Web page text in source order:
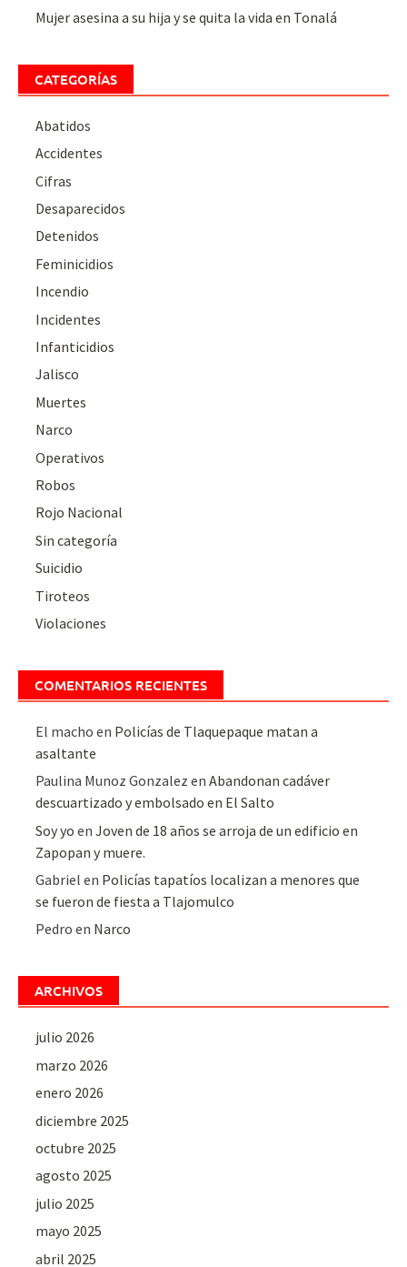
Mujer asesina a su hija y se quita la vida en Tonalá
CATEGORÍAS
Abatidos
Accidentes
Cifras
Desaparecidos
Detenidos
Feminicidios
Incendio
Incidentes
Infanticidios
Jalisco
Muertes
Narco
Operativos
Robos
Rojo Nacional
Sin categoría
Suicidio
Tiroteos
Violaciones
COMENTARIOS RECIENTES
El macho en Policías de Tlaquepaque matan a
asaltante
Paulina Munoz Gonzalez enAbandonan cadáver
descuartizado y embolsado en El Salto
Soy yo enJoven de 18 años se arroja de un edificio en
Zapopan y muere.
Gabriel en Policías tapatíos localizan a menores que
se fueron de fiesta a Tlajomulco
Pedro en Narco
ARCHIVOS
julio 2026
marzo 2026
enero 2026
diciembre 2025
octubre 2025
agosto 2025
julio 2025
mayo 2025
abril 2025